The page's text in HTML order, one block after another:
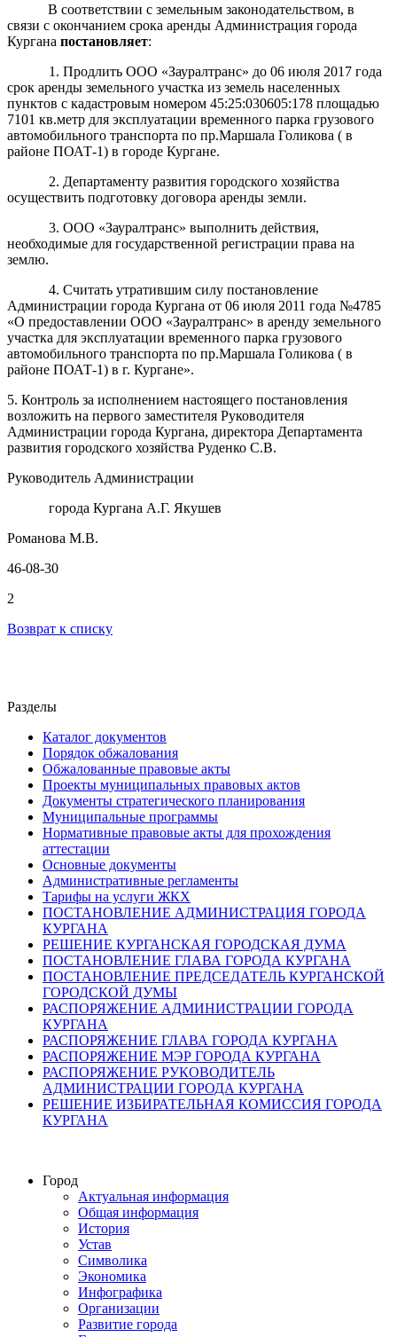
В соответствии с земельным законодательством, в
связи с окончанием срока аренды Администрация города
Кургана постановляет:
1. Продлить ООО «Зауралтранс» до 06 июля 2017 года
срок аренды земельного участка из земель населенных
пунктов с кадастровым номером 45:25:030605:178 площадью
7101 кв.метр для эксплуатации временного парка грузового
автомобильного транспорта по пр.Маршала Голикова ( в
районе ПОАТ-1) в городе Кургане.
2. Департаменту развития городского хозяйства
осуществить подготовку договора аренды земли.
3. ООО «Зауралтранс» выполнить действия,
необходимые для государственной регистрации права на
землю.
4. Считать утратившим силу постановление
Администрации города Кургана от 06 июля 2011 года №4785
«О предоставлении ООО «Зауралтранс» в аренду земельного
участка для эксплуатации временного парка грузового
автомобильного транспорта по пр.Маршала Голикова ( в
районе ПОАТ-1) в г. Кургане».
5. Контроль за исполнением настоящего постановления
возложить на первого заместителя Руководителя
Администрации города Кургана, директора Департамента
развития городского хозяйства Руденко С.В.
Руководитель Администрации
города Кургана А.Г. Якушев
Романова М.В.
46-08-30
2
Возврат к списку
Разделы
Каталог документов
Порядок обжалования
Обжалованные правовые акты
Проекты муниципальных правовых актов
Документы стратегического планирования
Муниципальные программы
Нормативные правовые акты для прохождения
аттестации
Основные документы
Административные регламенты
Тарифы на услуги ЖКХ
ПОСТАНОВЛЕНИЕ АДМИНИСТРАЦИЯ ГОРОДА
КУРГАНА
РЕШЕНИЕ КУРГАНСКАЯ ГОРОДСКАЯ ДУМА
ПОСТАНОВЛЕНИЕ ГЛАВА ГОРОДА КУРГАНА
ПОСТАНОВЛЕНИЕ ПРЕДСЕДАТЕЛЬ КУРГАНСКОЙ
ГОРОДСКОЙ ДУМЫ
РАСПОРЯЖЕНИЕ АДМИНИСТРАЦИИ ГОРОДА
КУРГАНА
РАСПОРЯЖЕНИЕ ГЛАВА ГОРОДА КУРГАНА
РАСПОРЯЖЕНИЕ МЭР ГОРОДА КУРГАНА
РАСПОРЯЖЕНИЕ РУКОВОДИТЕЛЬ
АДМИНИСТРАЦИИ ГОРОДА КУРГАНА
РЕШЕНИЕ ИЗБИРАТЕЛЬНАЯ КОМИССИЯ ГОРОДА
КУРГАНА
Город
Актуальная информация
Общая информация
История
Устав
Символика
Экономика
Инфографика
Организации
Развитие города